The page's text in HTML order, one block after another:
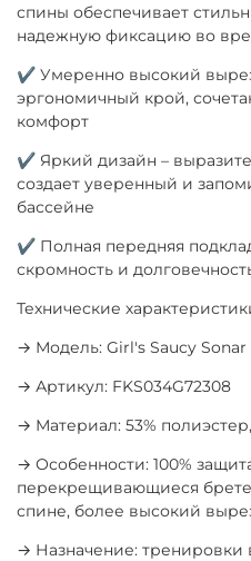
спины обеспечивает
надежную фиксацию во
✔ Умеренно высокий
эргономичный крой,
комфорт
✔ Яркий дизайн –
создает уверенный и
бассейне
✔ Полная передняя
скромность и
Технические
→ Модель: Girl's Saucy Sonar
→ Артикул: FKS034G72308
→ Материал: 53% полиэстер,
→ Особенности: 100%
перекрещивающиеся
спине, более высокий
→ Назначение: тренировки